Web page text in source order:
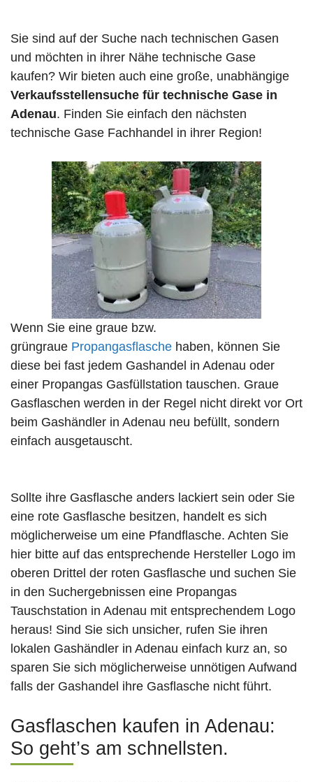
Sie sind auf der Suche nach technischen Gasen
und möchten in ihrer Nähe technische Gase
kaufen? Wir bieten auch eine große, unabhängige
Verkaufsstellensuche für technische Gase in
Adenau. Finden Sie einfach den nächsten
technische Gase Fachhandel in ihrer Region!
Wenn Sie eine graue bzw.
grüngraue Propangasflasche haben, können Sie
diese bei fast jedem Gashandel in Adenau oder
einer Propangas Gasfüllstation tauschen. Graue
Gasflaschen werden in der Regel nicht direkt vor Ort
beim Gashändler in Adenau neu befüllt, sondern
einfach ausgetauscht.
Sollte ihre Gasflasche anders lackiert sein oder Sie
eine rote Gasflasche besitzen, handelt es sich
möglicherweise um eine Pfandflasche. Achten Sie
hier bitte auf das entsprechende Hersteller Logo im
oberen Drittel der roten Gasflasche und suchen Sie
in den Suchergebnissen eine Propangas
Tauschstation in Adenau mit entsprechendem Logo
heraus! Sind Sie sich unsicher, rufen Sie ihren
lokalen Gashändler in Adenau einfach kurz an, so
sparen Sie sich möglicherweise unnötigen Aufwand
falls der Gashandel ihre Gasflasche nicht führt.
Gasflaschen kaufen in Adenau:
So geht’s am schnellsten.